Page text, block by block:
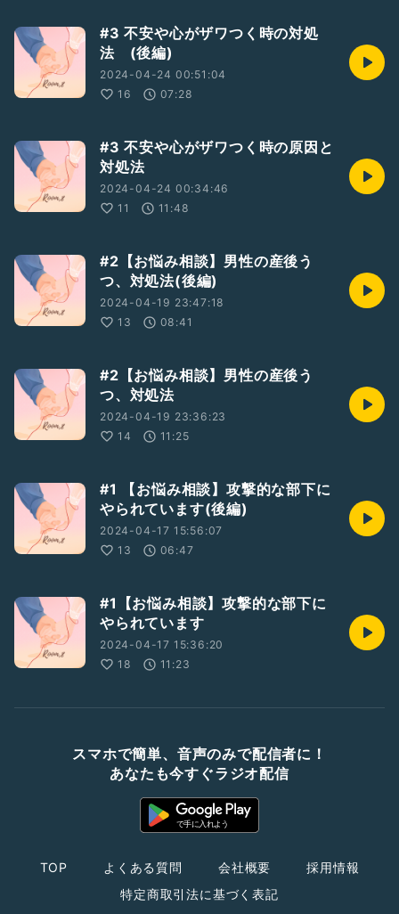
#3 不安や心がザワつく時の対処
法 (後編)
2024-04-24 00:51:04
16
07:28
#3 不安や心がザワつく時の原因と
対処法
2024-04-24 00:34:46
11
11:48
#2【お悩み相談】男性の産後う
つ、対処法(後編)
2024-04-19 23:47:18
13
08:41
#2【お悩み相談】男性の産後う
つ、対処法
2024-04-19 23:36:23
14
11:25
#1 【お悩み相談】攻撃的な部下に
やられています(後編)
2024-04-17 15:56:07
13
06:47
#1【お悩み相談】攻撃的な部下に
やられています
2024-04-17 15:36:20
18
11:23
スマホで簡単、音声のみで配信者に！
あなたも今すぐラジオ配信
TOP よくある質問 会社概要
採用情報
特定商取引法に基づく表記